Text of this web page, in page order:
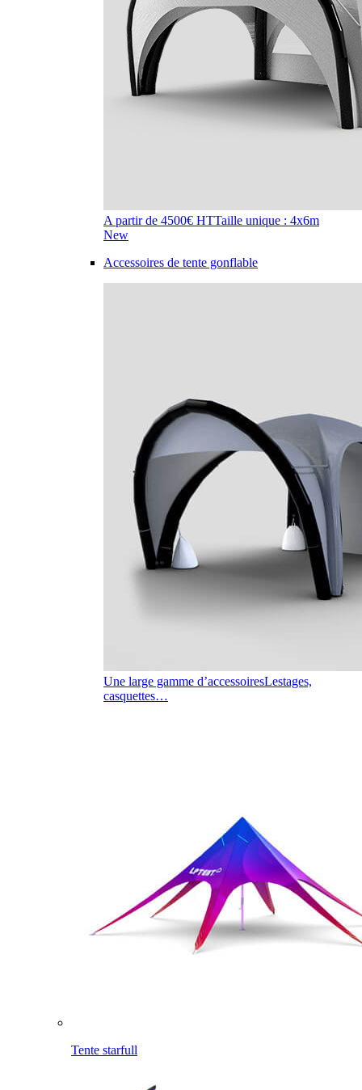
A partir de 4500€ HTTaille unique : 4x6m
New
Accessoires de tente gonflable
Une large gamme d’accessoiresLestages,
casquettes…
Tente starfull